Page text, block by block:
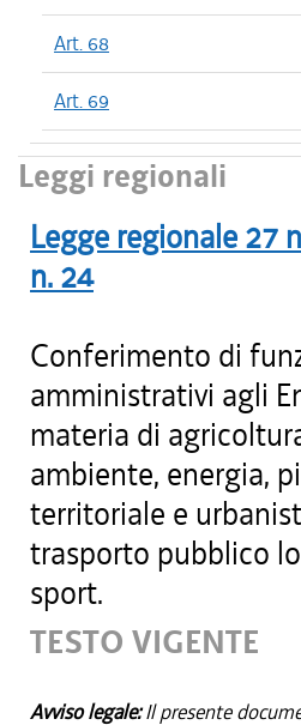
Art. 68
Art. 69
Leggi regionali
Legge regionale 27
n. 24
Conferimento di
amministrativi agli
materia di
ambiente, energia,
territoriale e
trasporto pubblico
sport.
TESTO VIGENTE
Avviso legale:Il presente